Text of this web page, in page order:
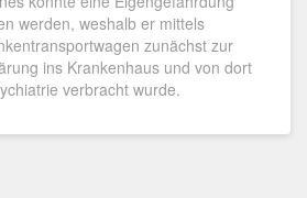
werden, weshalb er mittels
zunächst zur
ins Krankenhaus und von dort
verbracht wurde.